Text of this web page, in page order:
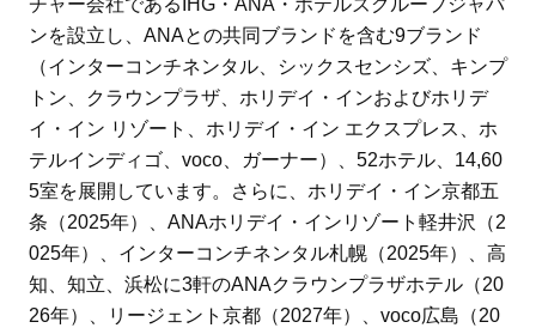
チャー会社であるIHG・ANA・ホテルズグループジャパ
ンを設立し、ANAとの共同ブランドを含む9ブランド
（インターコンチネンタル、シックスセンシズ、キンプ
トン、クラウンプラザ、ホリデイ・インおよびホリデ
イ・イン リゾート、ホリデイ・イン エクスプレス、ホ
テルインディゴ、voco、ガーナー）、52ホテル、14,60
5室を展開しています。さらに、ホリデイ・イン京都五
条（2025年）、ANAホリデイ・インリゾート軽井沢（2
025年）、インターコンチネンタル札幌（2025年）、高
知、知立、浜松に3軒のANAクラウンプラザホテル（20
26年）、リージェント京都（2027年）、voco広島（20